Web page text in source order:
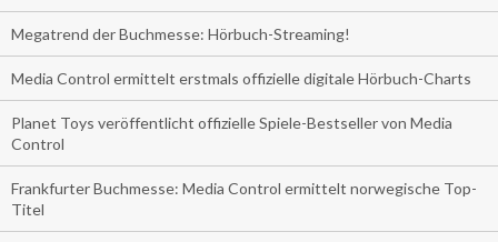
Megatrend der Buchmesse: Hörbuch-Streaming!
Media Control ermittelt erstmals offizielle digitale Hörbuch-Charts
Planet Toys veröffentlicht offizielle Spiele-Bestseller von Media
Control
Frankfurter Buchmesse: Media Control ermittelt norwegische Top-
Titel